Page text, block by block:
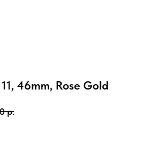
46mm, Rose Gold
р.